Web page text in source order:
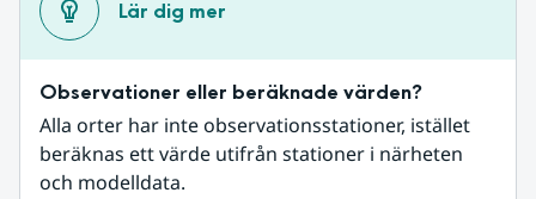
Lär dig mer
Observationer eller beräknade värden?
Alla orter har inte observationsstationer, istället
beräknas ett värde utifrån stationer i närheten
och modelldata.